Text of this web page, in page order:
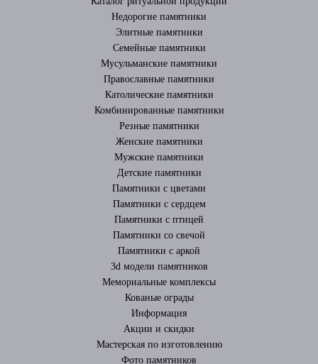
Недорогие памятники
Элитные памятники
Cемейные памятники
Мусульманские памятники
Православные памятники
Католические памятники
Комбинированные памятники
Резные памятники
Женские памятники
Мужские памятники
Детские памятники
Памятники с цветами
Памятники с сердцем
Памятники с птицей
Памятники со свечой
Памятники с аркой
3d модели памятников
Мемориальные комплексы
Кованые ограды
Информация
Акции и скидки
Мастерская по изготовлению
Фото памятников